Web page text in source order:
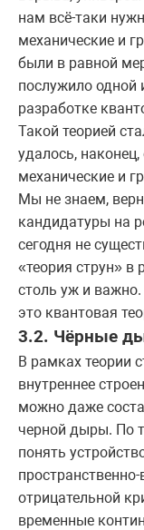
нам всё-таки
механические и
были в равной
послужило одной
разработке
Такой теорией
удалось,
механические и
Мы не знаем,
кандидатуры на
сегодня не
«теория струн» в
столь уж и
это квантовая
3.2. Чёрные
В рамках теории
внутреннее
можно даже
черной дыры. По
понять
отрицательной
временные